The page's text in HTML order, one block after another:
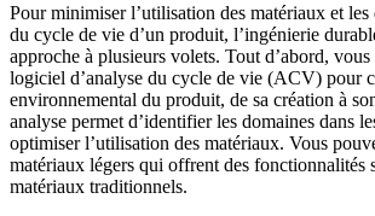
Pour minimiser l’utilisation des matériaux et
du cycle de vie d’un produit, l’ingénierie
approche à plusieurs volets. Tout d’abord,
logiciel d’analyse du cycle de vie (ACV) pour
environnemental du produit, de sa création à
analyse permet d’identifier les domaines dans
optimiser l’utilisation des matériaux. Vous
matériaux légers qui offrent des fonctionnalités
matériaux traditionnels.